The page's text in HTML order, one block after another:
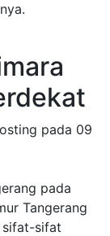
pada 09
pada
Tangerang
sifat-sifat